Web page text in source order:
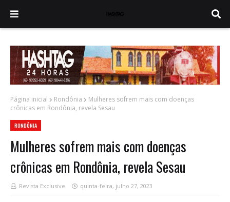
Página inicial Rondônia
Mulheres sofrem mais com doenças
crônicas em Rondônia, revela Sesau
RONDÔNIA
Mulheres sofrem mais com doenças
crônicas em Rondônia, revela Sesau
Revista Exclusive quinta-feira, julho 27, 2023